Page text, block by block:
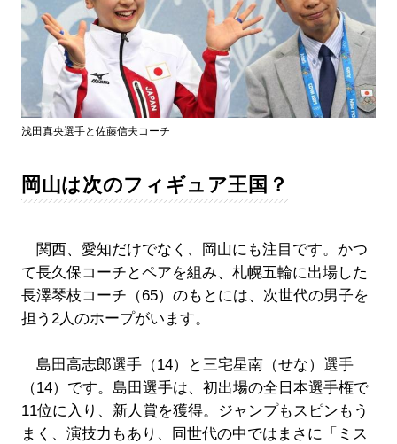
浅田真央選手と佐藤信夫コーチ
岡山は次のフィギュア王国？
関西、愛知だけでなく、岡山にも注目です。かつ
て長久保コーチとペアを組み、札幌五輪に出場した
長澤琴枝コーチ（65）のもとには、次世代の男子を
担う2人のホープがいます。
島田高志郎選手（14）と三宅星南（せな）選手
（14）です。島田選手は、初出場の全日本選手権で
11位に入り、新人賞を獲得。ジャンプもスピンもう
まく、演技力もあり、同世代の中ではまさに「ミス